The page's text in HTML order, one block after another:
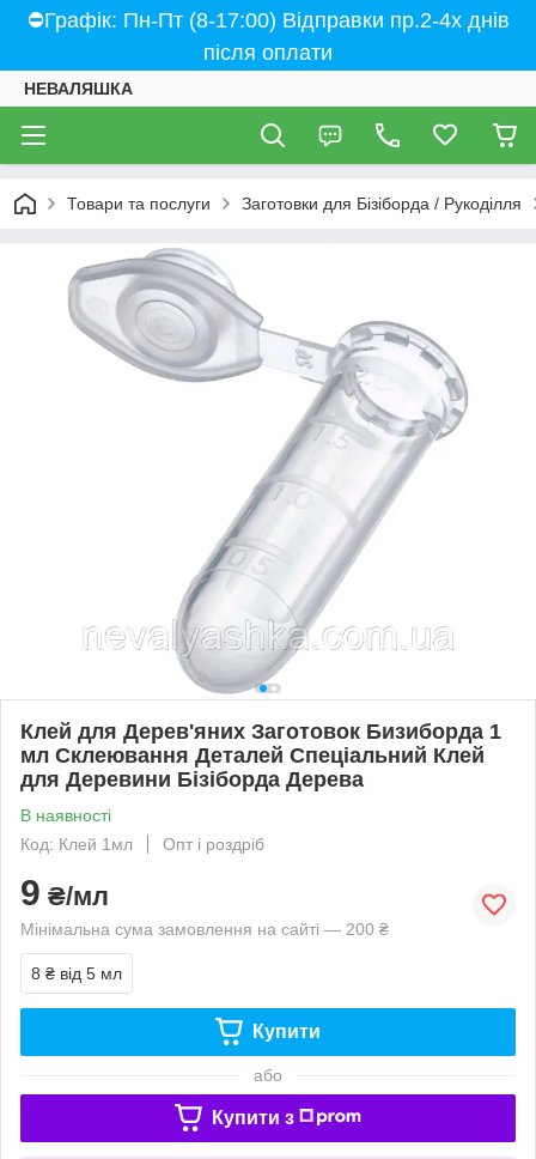
⛔Графік: Пн-Пт (8-17:00) Відправки пр.2-4х днів
після оплати
НЕВАЛЯШКА
Товари та послуги Заготовки для Бізіборда / Рукоділля
Клей для Дерев'яних Заготовок Бизиборда 1
мл Склеювання Деталей Спеціальний Клей
для Деревини Бізіборда Дерева
В наявності
Код: Клей 1мл
Опт і роздріб
9 ₴/мл
Мінімальна сума замовлення на сайті — 200 ₴
8 ₴ від 5 мл
Купити
або
Купити з